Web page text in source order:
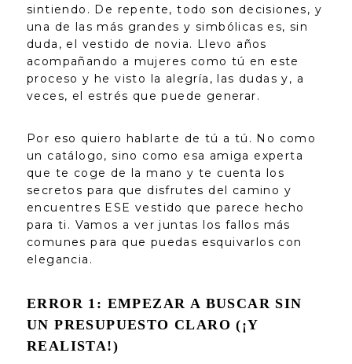
sintiendo. De repente, todo son decisiones, y
una de las más grandes y simbólicas es, sin
duda, el vestido de novia. Llevo años
acompañando a mujeres como tú en este
proceso y he visto la alegría, las dudas y, a
veces, el estrés que puede generar.
Por eso quiero hablarte de tú a tú. No como
un catálogo, sino como esa amiga experta
que te coge de la mano y te cuenta los
secretos para que disfrutes del camino y
encuentres ESE vestido que parece hecho
para ti. Vamos a ver juntas los fallos más
comunes para que puedas esquivarlos con
elegancia.
ERROR 1: EMPEZAR A BUSCAR SIN
UN PRESUPUESTO CLARO (¡Y
REALISTA!)